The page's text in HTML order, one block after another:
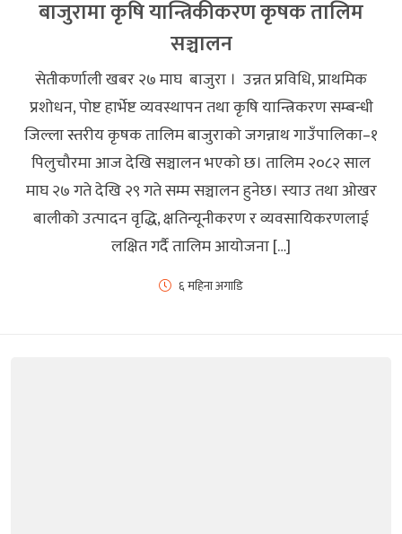
बाजुरामा कृषि यान्त्रिकीकरण कृषक तालिम
सञ्चालन
सेतीकर्णाली खबर २७ माघ बाजुरा । उन्नत प्रविधि, प्राथमिक
प्रशोधन, पोष्ट हार्भेष्ट व्यवस्थापन तथा कृषि यान्त्रिकरण सम्बन्धी
जिल्ला स्तरीय कृषक तालिम बाजुराको जगन्नाथ गाउँपालिका–१
पिलुचौरमा आज देखि सञ्चालन भएको छ। तालिम २०८२ साल
माघ २७ गते देखि २९ गते सम्म सञ्चालन हुनेछ। स्याउ तथा ओखर
बालीको उत्पादन वृद्धि, क्षतिन्यूनीकरण र व्यवसायिकरणलाई
लक्षित गर्दै तालिम आयोजना […]
६ महिना अगाडि